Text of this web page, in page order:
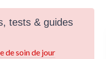
tests & guides
de soin de jour